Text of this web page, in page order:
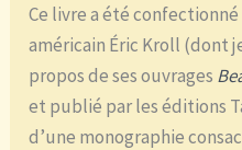
Ce livre a été
américain Éric Kroll (dont
propos de ses ouvrages
et publié par les éditions
d’une monographie